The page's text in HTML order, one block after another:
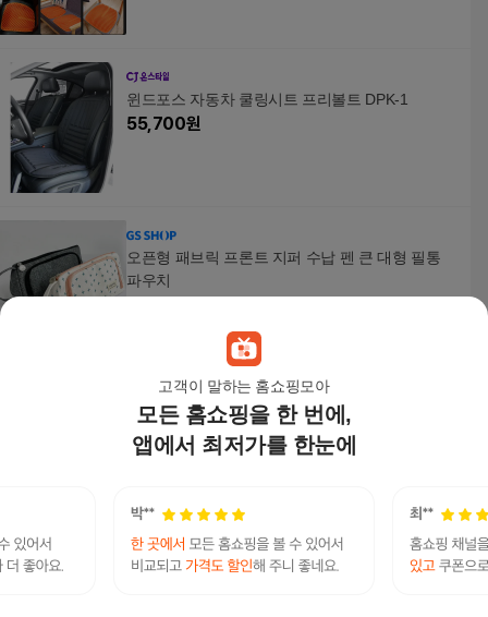
고객이 말하는 홈쇼핑모아
모든 홈쇼핑을 한 번에,
앱에서 최저가를 한눈에
윈드포스 자동차 쿨링시트 프리볼트 DPK-1
55,700원
오픈형 패브릭 프론트 지퍼 수납 펜 큰 대형 필통
파우치
초극세사 패딩 카시트
14,900원
이솔홈 몬스테라 세미 원형방석 (M)